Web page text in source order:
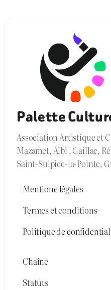
Palette
Association Artistique et
Mazamet, Albi , Gaillac,
Saint-Sulpice-la-Pointe,
Mentione légales
Termes et conditions
Politique de
Chaîne
Statuts